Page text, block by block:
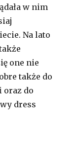
w nim
Na lato
one nie
także do
oraz do
dress